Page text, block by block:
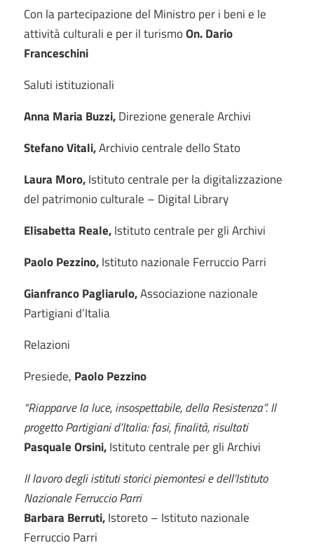
Con la partecipazione del Ministro per i beni e le
attività culturali e per il turismoOn. Dario
Franceschini
Saluti istituzionali
Anna Maria Buzzi,Direzione generale Archivi
Stefano Vitali,Archivio centrale dello Stato
Laura Moro,Istituto centrale per la digitalizzazione
del patrimonio culturale – Digital Library
Elisabetta Reale,Istituto centrale per gli Archivi
Paolo Pezzino,Istituto nazionale Ferruccio Parri
Gianfranco Pagliarulo,Associazione nazionale
Partigiani d’Italia
Relazioni
Presiede, Paolo Pezzino
“Riapparve la luce, insospettabile, della Resistenza”. Il
progetto Partigiani d’Italia: fasi, finalità, risultati
Pasquale Orsini,Istituto centrale per gli Archivi
Il lavoro degli istituti storici piemontesi e dell’Istituto
Nazionale Ferruccio Parri
Barbara Berruti,Istoreto – Istituto nazionale
Ferruccio Parri